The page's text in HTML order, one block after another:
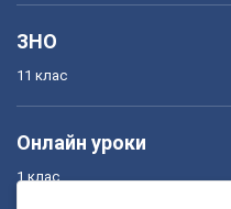
ЗНО
11 клас
Онлайн уроки
1 клас